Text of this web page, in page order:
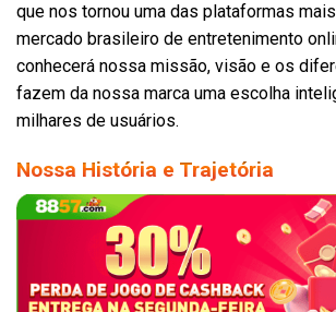
que nos tornou uma das plataformas
mercado brasileiro de entretenimento
conhecerá nossa missão, visão e os
fazem da nossa marca uma escolha
milhares de usuários.
Nossa História e Trajetória